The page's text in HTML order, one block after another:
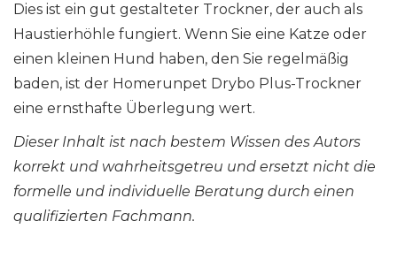
Dies ist ein gut gestalteter Trockner, der auch als
Haustierhöhle fungiert. Wenn Sie eine Katze oder
einen kleinen Hund haben, den Sie regelmäßig
baden, ist der Homerunpet Drybo Plus-Trockner
eine ernsthafte Überlegung wert.
Dieser Inhalt ist nach bestem Wissen des Autors
korrekt und wahrheitsgetreu und ersetzt nicht die
formelle und individuelle Beratung durch einen
qualifizierten Fachmann.